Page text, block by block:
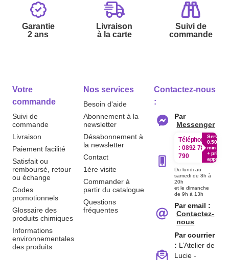
Garantie
2 ans
Livraison
à la carte
Suivi de
commande
Votre
commande
Suivi de
commande
Livraison
Paiement facilité
Satisfait ou
remboursé, retour
ou échange
Codes
promotionnels
Glossaire des
produits chimiques
Informations
environnementales
des produits
Nos services
Besoin d'aide
Abonnement à la
newsletter
Désabonnement à
la newsletter
Contact
1ère visite
Commander à
partir du catalogue
Questions
fréquentes
Contactez-nous
:
Par
Messenger
Téléphone
: 0892 780
790
Service
0.50€ /
min
+ prix
appel
Du lundi au
samedi de 8h à
20h
et le dimanche
de 9h à 13h
Par email :
Contactez-
nous
Par courrier
: L’Atelier de
Lucie -